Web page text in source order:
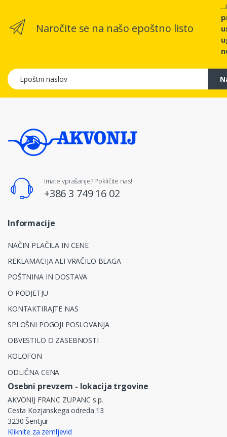
Naročite se na našo epoštno listo
Epoštni naslov
Imate vprašanje? Pokličite nas!
+386 3 749 16 02
Informacije
NAČIN PLAČILA IN CENE
REKLAMACIJA ALI VRAČILO BLAGA
POŠTNINA IN DOSTAVA
O PODJETJU
KONTAKTIRAJTE NAS
SPLOŠNI POGOJI POSLOVANJA
OBVESTILO O ZASEBNOSTI
KOLOFON
ODLIČNA CENA
Osebni prevzem - lokacija trgovine
AKVONIJ FRANC ZUPANC s.p.
Cesta Kozjanskega odreda 13
3230 Šentjur
Kliknite za zemljevid